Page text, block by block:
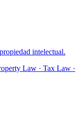
intelectual.
Law · Tax Law ·